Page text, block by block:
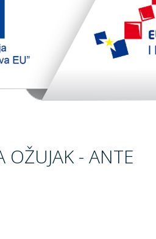
liga
OŽUJAK - ANTE